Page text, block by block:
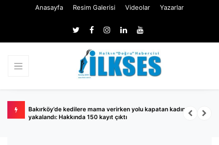
Anasayfa Resim Galerisi Videolar Yazarlar
Bakırköy’de kedilere mama verirken yolu kapatan kadın
yakalandı: Hakkında 150 kayıt çıktı